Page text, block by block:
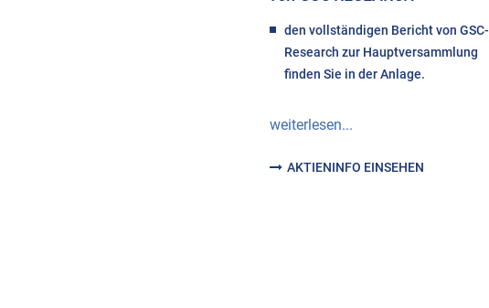
den vollständigen Bericht von GSC-
Research zur Hauptversammlung
finden Sie in der Anlage.
weiterlesen...
AKTIENINFO EINSEHEN